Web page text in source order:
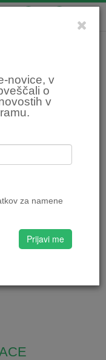
novice, v
o
v
za namene
Prijavi me